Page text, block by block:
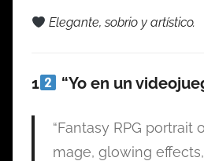
Elegante, sobrio y artístico.
1 “Yo en un
“Fantasy RPG portrait
mage, glowing